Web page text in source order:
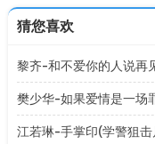
猜您喜欢
黎齐-和不爱你的人说再
樊少华-如果爱情是一场
江若琳-手掌印(学警狙